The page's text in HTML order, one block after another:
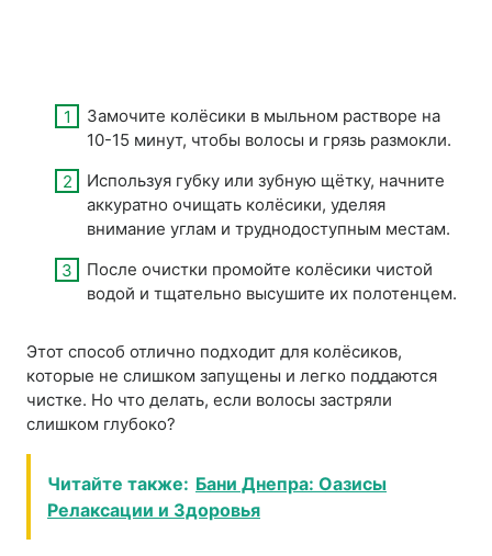
Замочите колёсики в мыльном растворе на
10-15 минут, чтобы волосы и грязь размокли.
Используя губку или зубную щётку, начните
аккуратно очищать колёсики, уделяя
внимание углам и труднодоступным местам.
После очистки промойте колёсики чистой
водой и тщательно высушите их полотенцем.
Этот способ отлично подходит для колёсиков,
которые не слишком запущены и легко поддаются
чистке. Но что делать, если волосы застряли
слишком глубоко?
Читайте также: Бани Днепра: Оазисы
Релаксации и Здоровья